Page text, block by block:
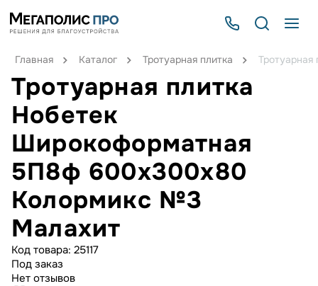
Главная Каталог Тротуарная плитка
Тротуарная плитка
Нобетек
Широкоформатная
5П8ф 600x300x80
Колормикс №3
Малахит
Код товара: 25117
Под заказ
Нет отзывов